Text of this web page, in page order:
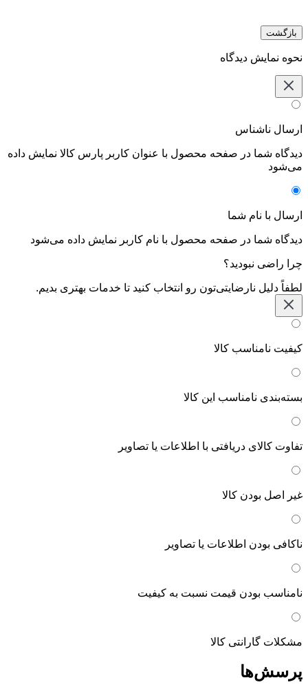
بازگشت
نحوه نمایش دیدگاه‌
ارسال ناشناس
دیدگاه شما در صفحه محصول با عنوان کاربر پارس کالا نمایش داده
می‌شود
ارسال با نام شما
دیدگاه شما در صفحه محصول با نام کاربر نمایش داده می‌شود
چرا راضی نبودید؟
لطفاً دلیل نارضایتی‌تون رو انتخاب کنید تا خدمات بهتری بدیم.
کیفیت نامناسب کالا
بسته‌بندی نامناسب این کالا
تفاوت کالای دریافتی با اطلاعات یا تصاویر
غیر اصل بودن کالا
ناکافی بودن اطلاعات یا تصاویر
نامناسب بودن قیمت نسبت به کیفیت
مشکلات گارانتی کالا
پرسش‌ها